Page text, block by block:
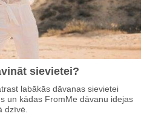
sievietei?
labākās dāvanas sievietei
un kādas FromMe dāvanu idejas
dzīvē.